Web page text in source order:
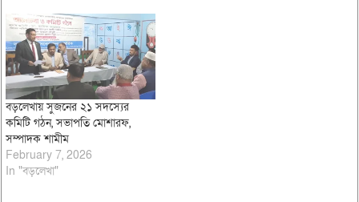
বড়লেখায় সুজনের ২১ সদস্যের
কমিটি গঠন, সভাপতি মোশারফ,
সম্পাদক শামীম
February 7, 2026
In "বড়লেখা"